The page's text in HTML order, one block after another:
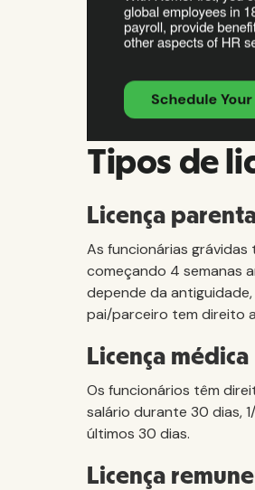
Tipos de
Licença
As funcionárias grávidas
começando 4 semanas
depende da
pai/parceiro tem direito
Licença médica
Os funcionários têm
salário durante 30 dias,
últimos 30 dias.
Licença